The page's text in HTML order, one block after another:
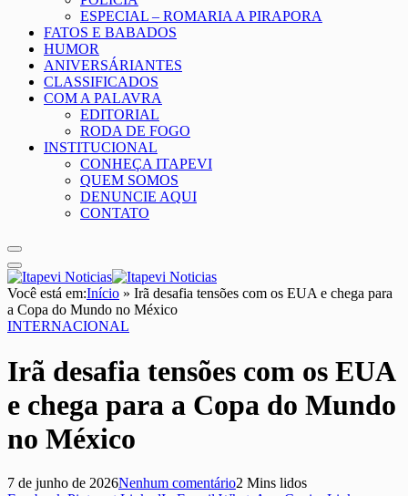
ESPECIAL – ROMARIA A PIRAPORA
FATOS E BABADOS
HUMOR
ANIVERSÁRIANTES
CLASSIFICADOS
COM A PALAVRA
EDITORIAL
RODA DE FOGO
INSTITUCIONAL
CONHEÇA ITAPEVI
QUEM SOMOS
DENUNCIE AQUI
CONTATO
Você está em:Início » Irã desafia tensões com os EUA e chega para
a Copa do Mundo no México
INTERNACIONAL
Irã desafia tensões com os EUA
e chega para a Copa do Mundo
no México
7 de junho de 2026Nenhum comentário2 Mins lidos